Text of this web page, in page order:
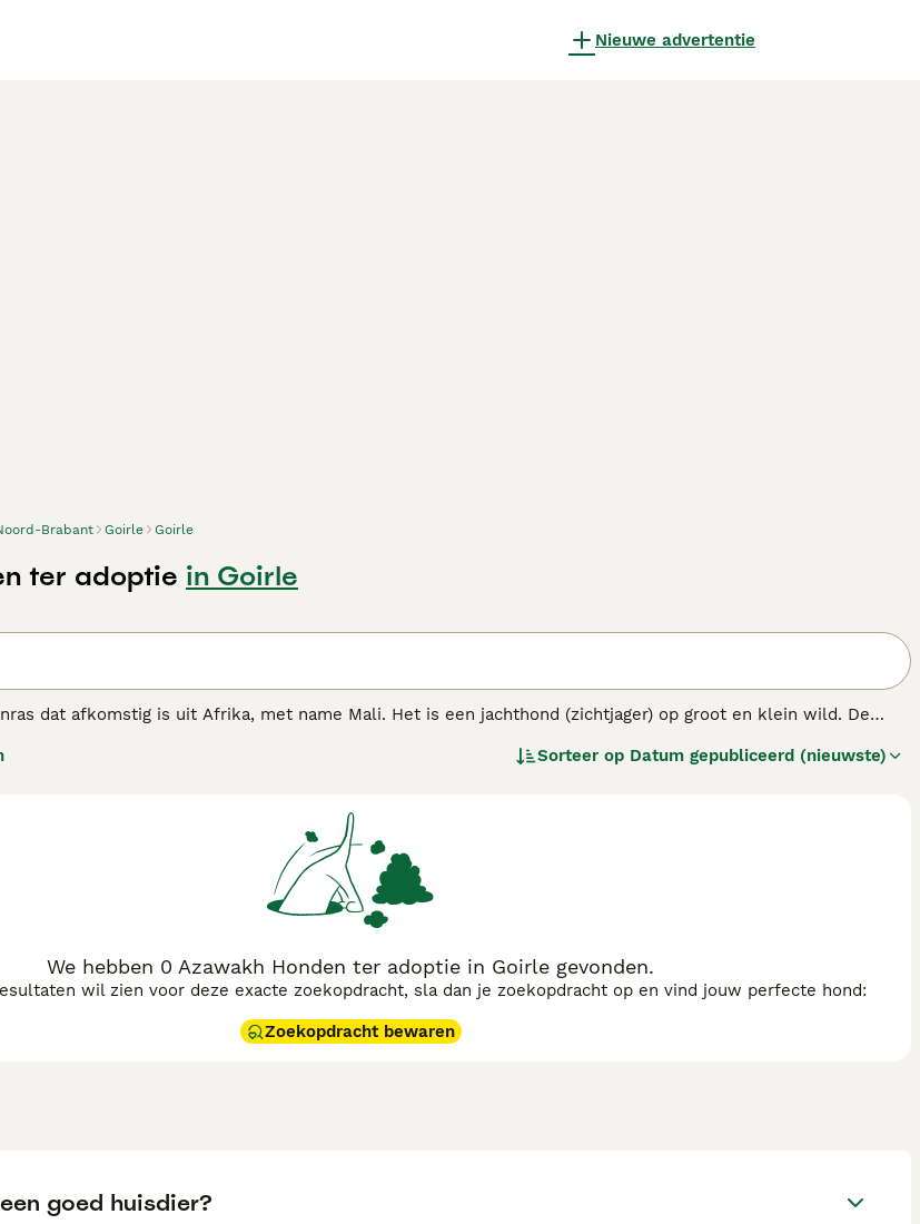
Nieuwe advertentie
Brabant Goirle Goirle
ter adoptie in Goirle
dat afkomstig is uit Afrika, met name Mali. Het is een jachthond (zichtjager) op groot en klein wild. De
Sorteer op Datum gepubliceerd (nieuwste)
We hebben 0 Azawakh Honden ter adoptie in Goirle gevonden.
wil zien voor deze exacte zoekopdracht, sla dan je zoekopdracht op en vind jouw perfecte hond:
Zoekopdracht bewaren
goed huisdier?